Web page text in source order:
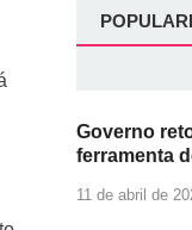
Governo
ferramenta
11 de abril de